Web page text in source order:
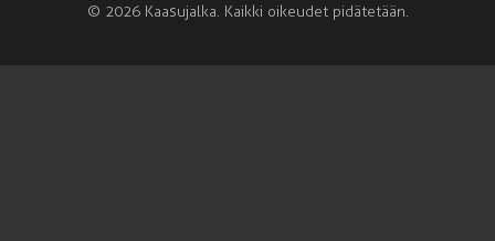
© 2026 Kaasujalka. Kaikki oikeudet pidätetään.